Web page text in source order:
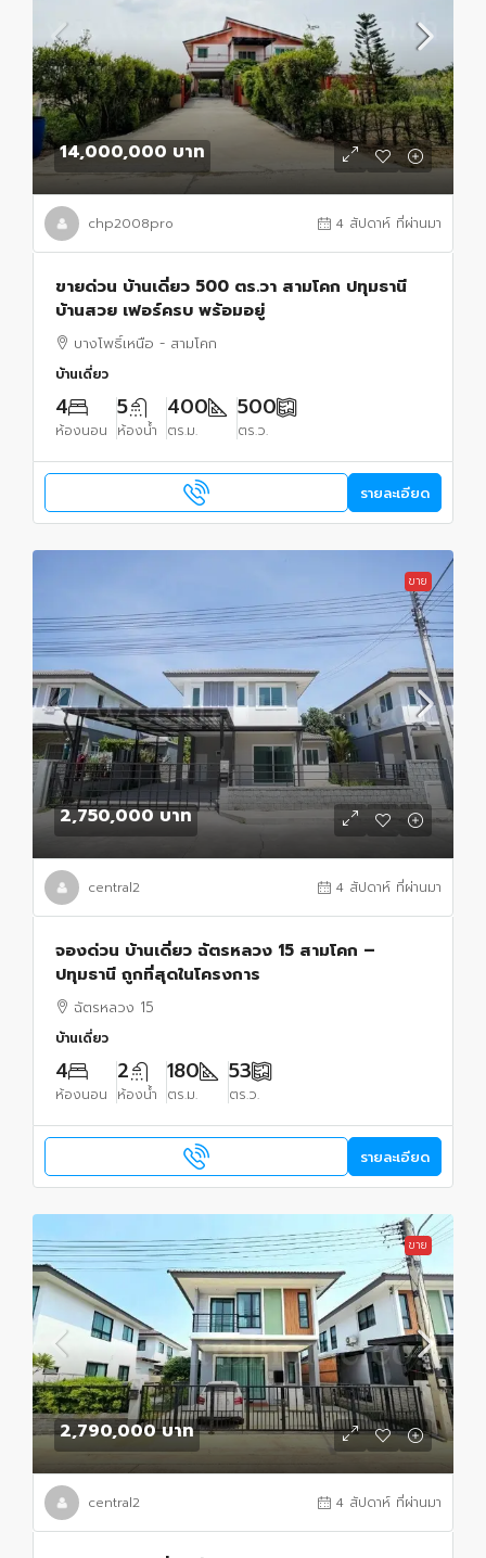
14,000,000 บาท
chp2008pro 4 สัปดาห์ ที่ผ่านมา
ขายด่วน บ้านเดี่ยว 500 ตร.วา สามโคก ปทุมธานี
บ้านสวย เฟอร์ครบ พร้อมอยู่
บางโพธิ์เหนือ - สามโคก
บ้านเดี่ยว
4
ห้องนอน
5
ห้องน้ำ
400
ตร.ม.
500
ตร.ว.
รายละเอียด
ขาย
2,750,000 บาท
central2 4 สัปดาห์ ที่ผ่านมา
จองด่วน บ้านเดี่ยว ฉัตรหลวง 15 สามโคก –
ปทุมธานี ถูกที่สุดในโครงการ
ฉัตรหลวง 15
บ้านเดี่ยว
4
ห้องนอน
2
ห้องน้ำ
180
ตร.ม.
53
ตร.ว.
รายละเอียด
ขาย
2,790,000 บาท
central2 4 สัปดาห์ ที่ผ่านมา